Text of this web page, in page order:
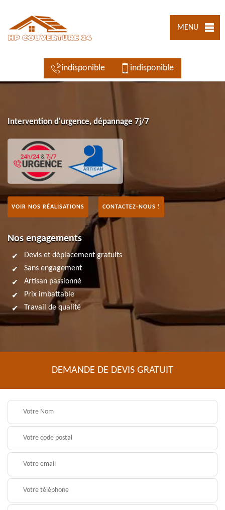
MENU
indisponible indisponible
Intervention d'urgence, dépannage 7j/7
VOIR NOS RÉALISATIONS CONTACTEZ-NOUS !
Nos engagements
Devis et déplacement gratuits
Sans engagement
Artisan passionné
Prix imbattable
Travail de qualité
DEMANDE DE DEVIS GRATUIT